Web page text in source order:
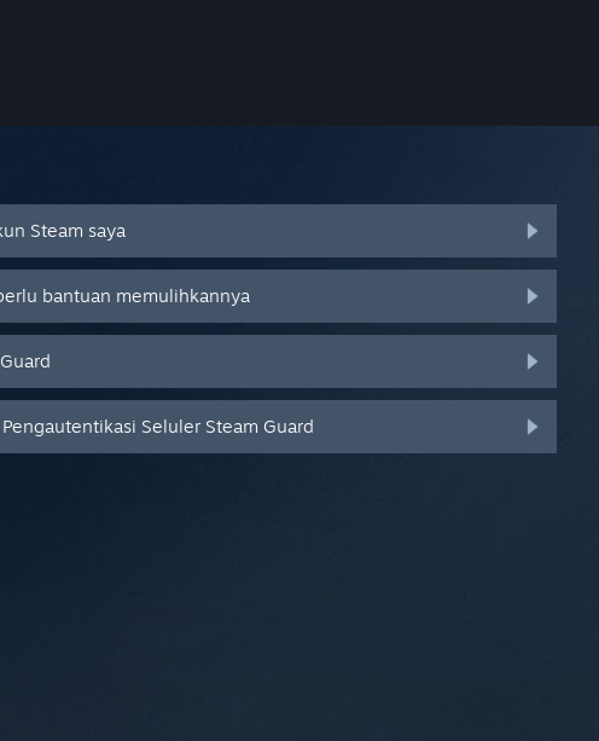
Steam saya
bantuan memulihkannya
Seluler Steam Guard